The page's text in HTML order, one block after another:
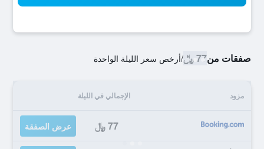
صفقات من77 ﷼ /أرخص سعر الليلة الواحدة
مزود الإجمالي في الليلة
77 ﷼ عرض الصفقة